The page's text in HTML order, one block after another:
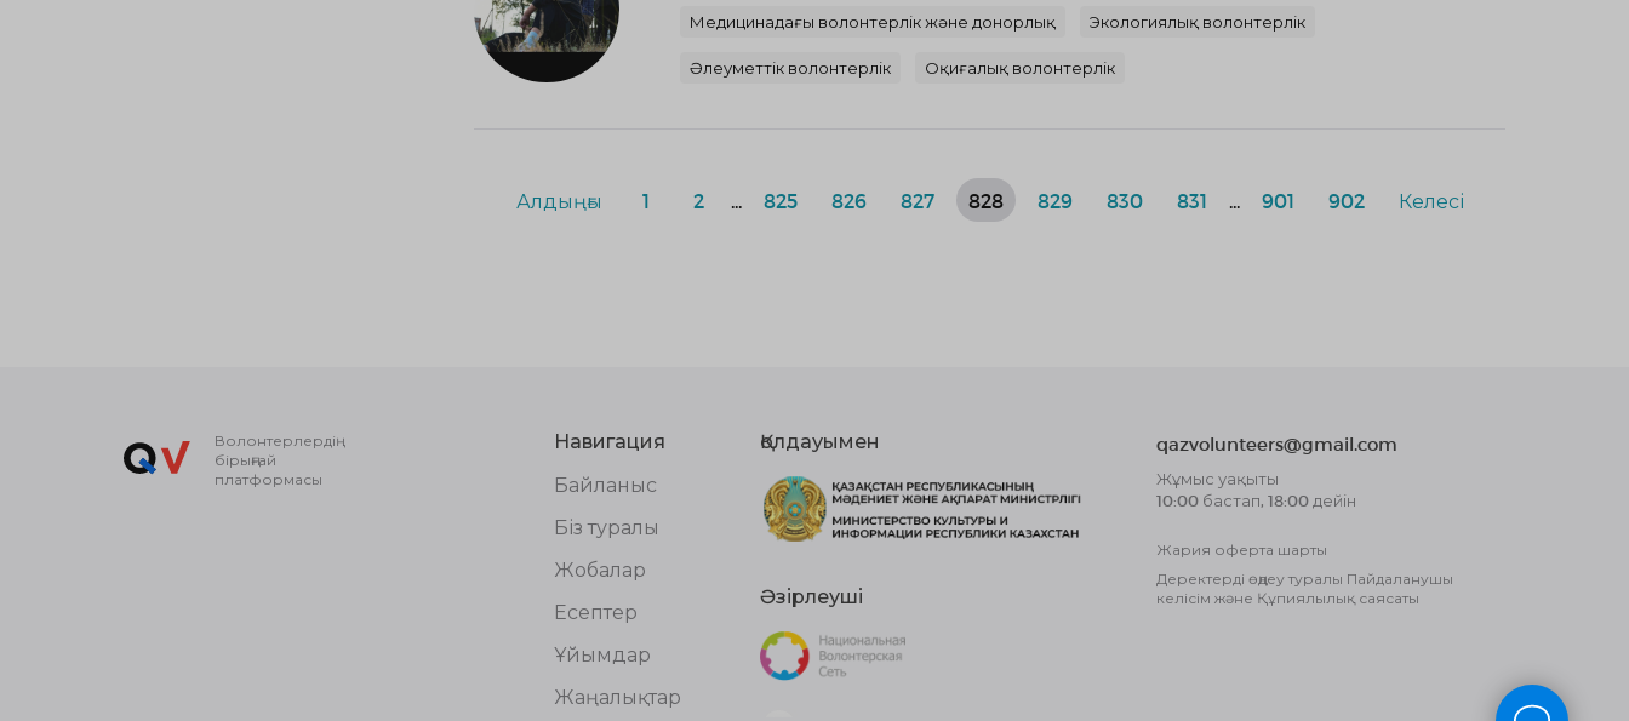
Медицинадағы волонтерлік және донорлық Экологиялық волонтерлік
Әлеуметтік волонтерлік Оқиғалық волонтерлік
Алдыңғы 1 2 825 826 827 828 829 830 831 901 902 Келесі
Волонтерлердің
бірыңғай
платформасы
Навигация
Байланыс
Біз туралы
Жобалар
Есептер
Ұйымдар
Жаңалықтар
Қолдауымен
Әзірлеуші
qazvolunteers@gmail.com
Жұмыс уақыты
10:00 бастап, 18:00 дейін
Жария оферта шарты
Деректерді өңдеу туралы Пайдаланушы
келісім және Құпиялылық саясаты